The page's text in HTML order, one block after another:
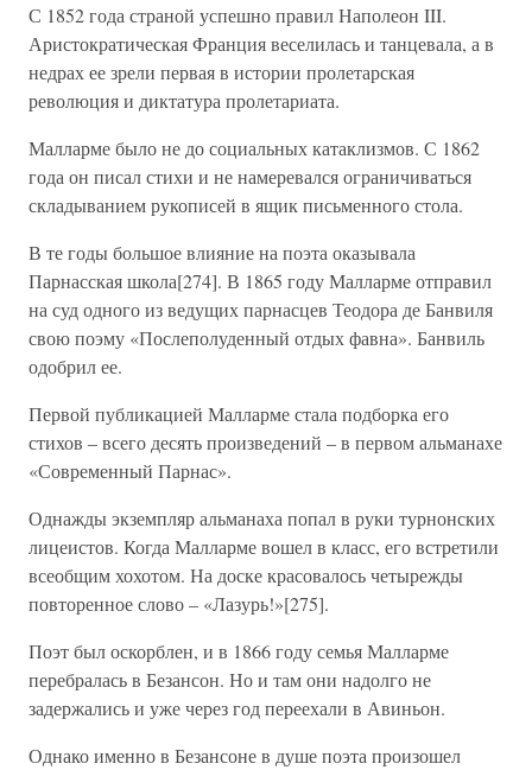
С 1852 года страной успешно правил Наполеон III.
Аристократическая Франция веселилась и танцевала, а в
недрах ее зрели первая в истории пролетарская
революция и диктатура пролетариата.
Малларме было не до социальных катаклизмов. С 1862
года он писал стихи и не намеревался ограничиваться
складыванием рукописей в ящик письменного стола.
В те годы большое влияние на поэта оказывала
Парнасская школа[274]. В 1865 году Малларме отправил
на суд одного из ведущих парнасцев Теодора де Банвиля
свою поэму «Послеполуденный отдых фавна». Банвиль
одобрил ее.
Первой публикацией Малларме стала подборка его
стихов – всего десять произведений – в первом альманахе
«Современный Парнас».
Однажды экземпляр альманаха попал в руки турнонских
лицеистов. Когда Малларме вошел в класс, его встретили
всеобщим хохотом. На доске красовалось четырежды
повторенное слово – «Лазурь!»[275].
Поэт был оскорблен, и в 1866 году семья Малларме
перебралась в Безансон. Но и там они надолго не
задержались и уже через год переехали в Авиньон.
Однако именно в Безансоне в душе поэта произошел